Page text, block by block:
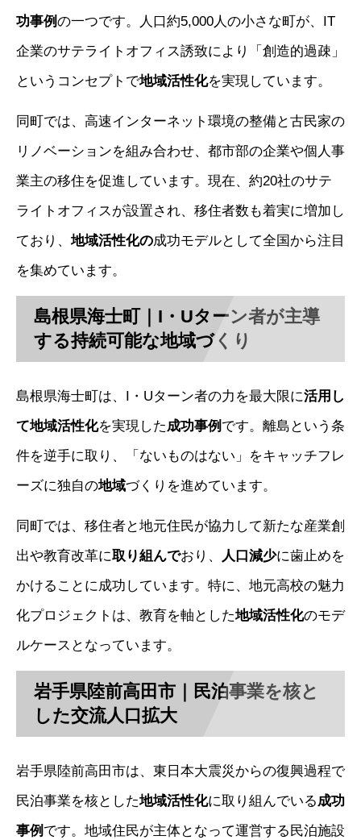
功事例の一つです。人口約5,000人の小さな町が、IT
企業のサテライトオフィス誘致により「創造的過疎」
というコンセプトで地域活性化を実現しています。
同町では、高速インターネット環境の整備と古民家の
リノベーションを組み合わせ、都市部の企業や個人事
業主の移住を促進しています。現在、約20社のサテ
ライトオフィスが設置され、移住者数も着実に増加し
ており、 地域活性化の成功モデルとして全国から注目
を集めています。
島根県海士町｜I・Uターン者が主導
する持続可能な地域づくり
島根県海士町は、I・Uターン者の力を最大限に活用し
て地域活性化を実現した成功事例 です。離島という条
件を逆手に取り、「ないものはない」をキャッチフレ
ーズに独自の地域づくりを進めています。
同町では、移住者と地元住民が協力して新たな産業創
出や教育改革に取り組んでおり、 人口減少に歯止めを
かけることに成功しています。特に、地元高校の魅力
化プロジェクトは、教育を軸とした地域活性化のモデ
ルケースとなっています。
岩手県陸前高田市｜民泊事業を核と
した交流人口拡大
岩手県陸前高田市は、東日本大震災からの復興過程で
民泊事業を核とした地域活性化に取り組んでいる成功
事例 です。地域住民が主体となって運営する民泊施設